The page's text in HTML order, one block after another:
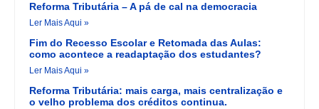
Reforma Tributária – A pá de cal na democracia
Ler Mais Aqui »
Fim do Recesso Escolar e Retomada das Aulas:
como acontece a readaptação dos estudantes?
Ler Mais Aqui »
Reforma Tributária: mais carga, mais centralização e
o velho problema dos créditos continua.